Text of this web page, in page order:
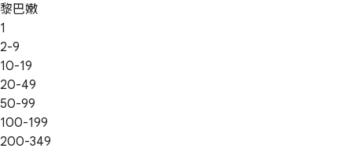
黎巴嫩
1
2-9
10-19
20-49
50-99
100-199
200-349